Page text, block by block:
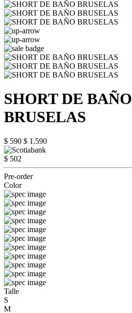
SHORT DE BAÑO
BRUSELAS
$ 590 $ 1.590
$ 502
Pre-order
Color
Talle
S
M